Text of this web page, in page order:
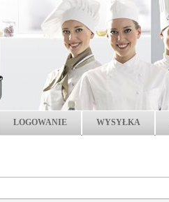
LOGOWANIE WYSYŁKA